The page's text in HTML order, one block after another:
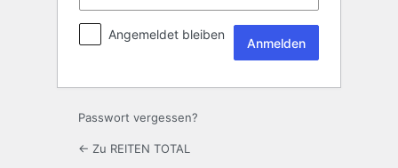
Angemeldet bleiben
Passwort vergessen?
← Zu REITEN TOTAL